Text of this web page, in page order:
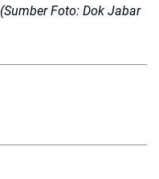
(Sumber Foto: Dok Jabar